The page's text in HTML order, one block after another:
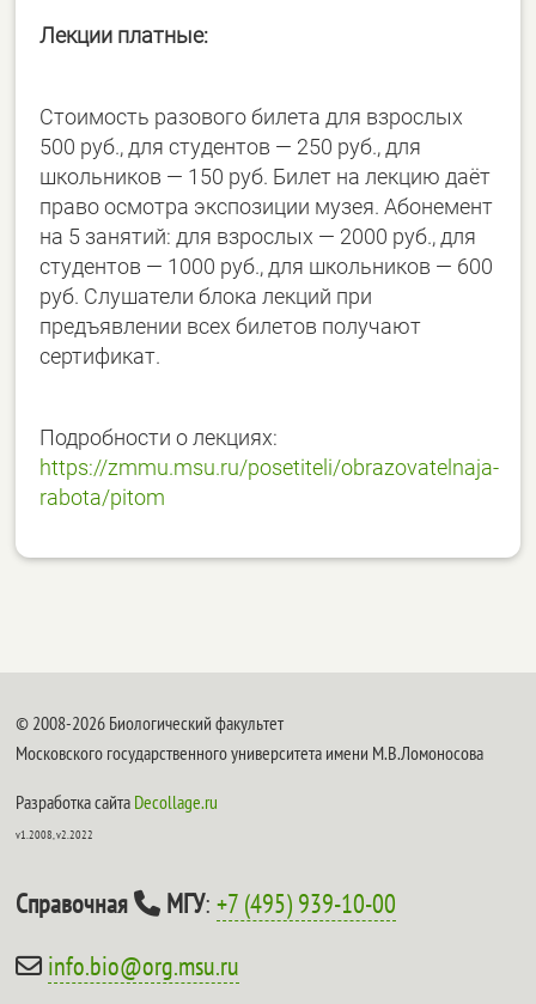
Лекции платные:
Стоимость разового билета для взрослых
500 руб., для студентов — 250 руб., для
школьников — 150 руб. Билет на лекцию даёт
право осмотра экспозиции музея. Абонемент
на 5 занятий: для взрослых — 2000 руб., для
студентов — 1000 руб., для школьников — 600
руб. Слушатели блока лекций при
предъявлении всех билетов получают
сертификат.
Подробности о лекциях:
https://zmmu.msu.ru/posetiteli/obrazovatelnaja-
rabota/pitom
© 2008-2026 Биологический факультет
Московского государственного университета имени М.В.Ломоносова
Разработка сайта Decollage.ru
v1.2008, v2.2022
Справочная МГУ:+7 (495) 939-10-00
info.bio@org.msu.ru